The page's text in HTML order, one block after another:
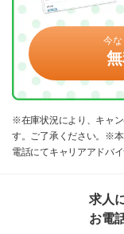
今な
※在庫状況により、キャ
す。ご了承ください。※
電話にてキャリアアドバ
求人
お電